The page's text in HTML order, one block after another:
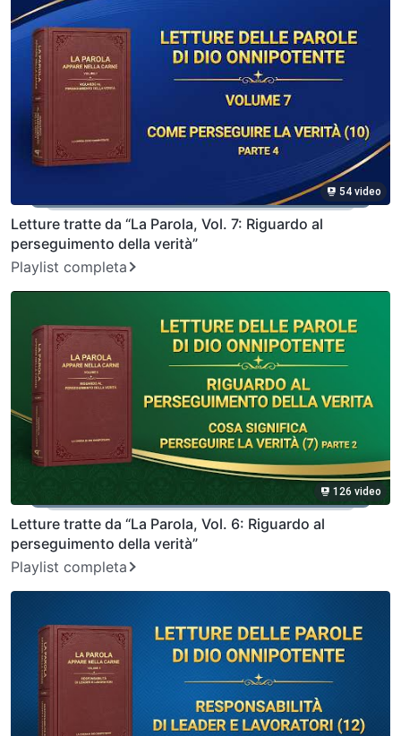
54 video
Letture tratte da “La Parola, Vol. 7: Riguardo al
perseguimento della verità”
Playlist completa
126 video
Letture tratte da “La Parola, Vol. 6: Riguardo al
perseguimento della verità”
Playlist completa